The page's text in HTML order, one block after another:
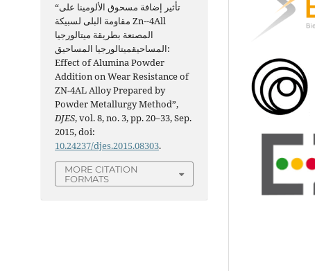
“تأثير إضافة مسحوق الألومينا على
مقاومة البلى لسبيكة Zn--4All
المصنعة بطريقة ميتالورجيا
المساحيقميتالورجيا المساحيق:
Effect of Alumina Powder
Addition on Wear Resistance of
ZN-4AL Alloy Prepared by
Powder Metallurgy Method”,
DJES, vol. 8, no. 3, pp. 20–33, Sep.
2015, doi:
10.24237/djes.2015.08303.
MORE CITATION
FORMATS